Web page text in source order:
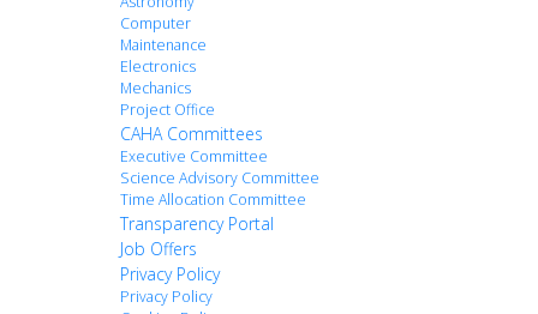
Computer
Maintenance
Electronics
Mechanics
Project Office
CAHA Committees
Executive Committee
Science Advisory Committee
Time Allocation Committee
Transparency Portal
Job Offers
Privacy Policy
Privacy Policy